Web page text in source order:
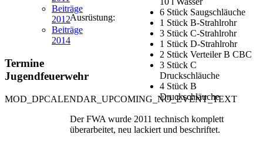
Ausrüstung:
6 Stück Saugschläuche
1 Stück B-Strahlrohr
3 Stück C-Strahlrohr
1 Stück D-Strahlrohr
2 Stück Verteiler B CBC
3 Stück C
Druckschläuche
4 Stück B
Druckschläuche
Der FWA wurde 2011 technisch komplett
überarbeitet, neu lackiert und beschriftet.
Beiträge
2012
Beiträge
2014
Termine
Jugendfeuerwehr
MOD_DPCALENDAR_UPCOMING_NO_EVENT_TEXT